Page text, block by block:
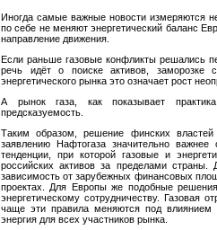
Иногда самые важные новости измеряются
по себе не меняют энергетический баланс
направление движения.
Если раньше газовые конфликты решались
речь идёт о поиске активов, заморозке
энергетического рынка это означает рост
А рынок газа, как показывает
предсказуемость.
Таким образом, решение финских
заявлению Нафтогаза значительно
тенденции, при которой газовые и
российских активов за пределами
зависимость от зарубежных финансовых
проектах. Для Европы же подобные
энергетическому сотрудничеству. Газовая
чаще эти правила меняются под влиянием
энергия для всех участников рынка.